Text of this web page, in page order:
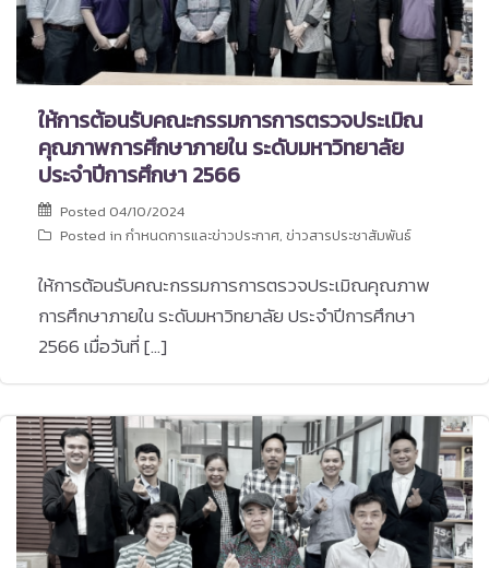
ให้การต้อนรับคณะกรรมการการตรวจประเมิณ
คุณภาพการศึกษาภายใน ระดับมหาวิทยาลัย
ประจำปีการศึกษา 2566
Posted 04/10/2024
Posted in กำหนดการและข่าวประกาศ, ข่าวสารประชาสัมพันธ์
ให้การต้อนรับคณะกรรมการการตรวจประเมิณคุณภาพ
การศึกษาภายใน ระดับมหาวิทยาลัย ประจำปีการศึกษา
2566 เมื่อวันที่ […]